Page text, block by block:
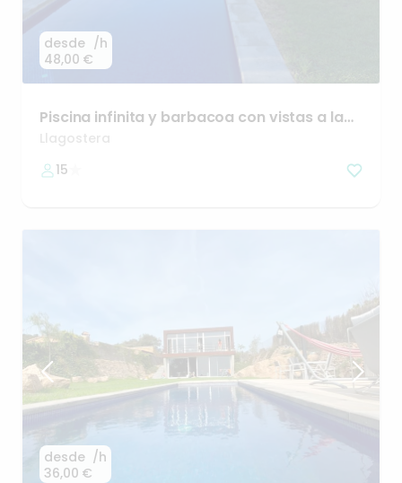
desde
48,00 €
/h
Piscina infinita y barbacoa con vistas a la
Costa Brava
Llagostera
15
desde
36,00 €
/h